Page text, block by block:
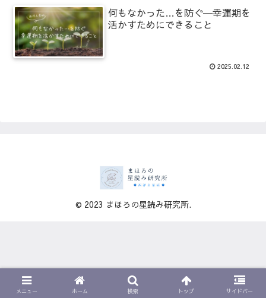
何もなかった…を防ぐ─幸運期を
活かすためにできること
2025.02.12
© 2023 まほろの星読み研究所.
メニュー ホーム 検索 トップ サイドバー